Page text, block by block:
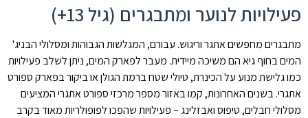
פעילויות לנוער ומתבגרים (גיל 13+)
מתבגרים מחפשים אתגר וריגוש. עבורם, המגלשות הגבוהות ומסלולי הבניג'
המים בחוף גיא הם משיכה מיידית. מעבר לפארק המים, ניתן לשלב פעילויות
כמו גלישת מנוע על הכינרת, טיולי שטח ברמת הגולן או ביקור בפארק ספורט
אתגרי. בשנים האחרונות, קמו באזור מספר מרכזי ספורט אתגרי המציעים
מסלולי חבלים, טיפוס ואבזלינג – פעילויות שהפכו לפופולריות מאוד בקרב